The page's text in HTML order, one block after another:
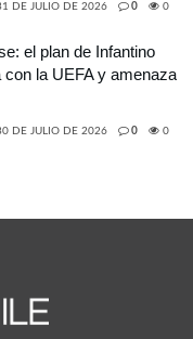
DE JULIO DE 2026 0 0
el plan de Infantino
la UEFA y amenaza
DE JULIO DE 2026 0 0